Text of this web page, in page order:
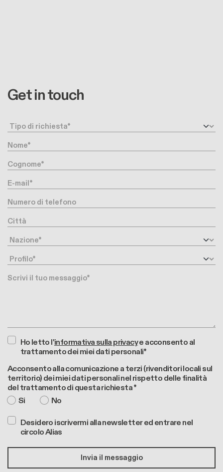
Get in touch
Request type
Nome
Cognome
E-mail
Numero di telefono
Città
Nazione
Profilo
Messaggio
Ho letto l'informativa sulla privacye acconsento al
trattamento dei miei dati personali*
Acconsento alla comunicazione a terzi (rivenditori locali sul
territorio) dei miei dati personali nel rispetto delle finalità
del trattamento di questa richiesta *
Si
No
Desidero iscrivermi alla newsletter ed entrare nel
circolo Alias